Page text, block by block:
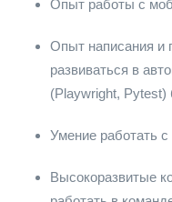
Опыт работы с
Опыт написания и
развиваться в
(Playwright,
Умение работать
Высокоразвитые